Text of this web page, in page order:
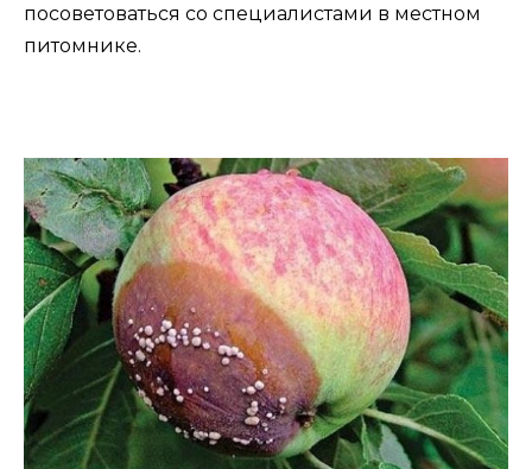
посоветоваться со специалистами в местном
питомнике.